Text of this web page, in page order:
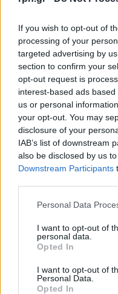
If you wish to opt-out of
processing of your
targeted advertising by
section to confirm your
opt-out request is
interest-based ads
us or personal
your opt-out. You may
disclosure of your
IAB’s list of downstream
also be disclosed by us
Downstream Participants
Personal Data
I want to opt-out of
personal data.
Opted In
I want to opt-out of
Personal Data.
Opted In